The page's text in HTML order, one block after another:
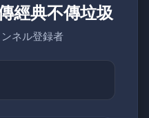
經典不傳垃圾
ネル登録者